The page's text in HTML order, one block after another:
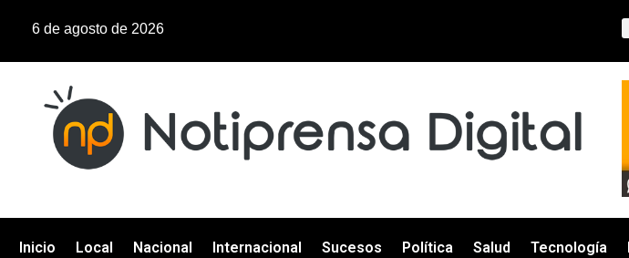
6 de agosto de 2026
Inicio Local Nacional Internacional Sucesos Política Salud Tecnología